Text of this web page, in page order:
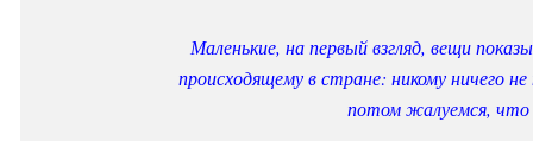
Маленькие, на первый взгляд, вещи
происходящему в стране: никому ничего
потом жалуемся,